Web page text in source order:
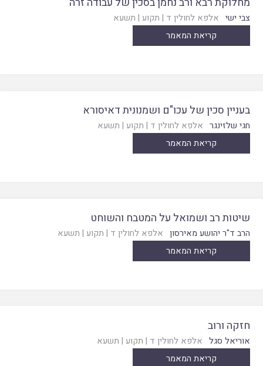
צבי ישי אלפא לחולין ד | תקוע | תשעא
קריאת המאמר
בעניין סכין של עכו"ם ושמנונית דאיסורא
חגי שלזינגר אלפא לחולין ד | תקוע | תשעא
קריאת המאמר
שיטות רב ושמואל על המטבח והשוחט
הרב ד"ר יהושע מאירסון אלפא לחולין ד | תקוע | תשעא
קריאת המאמר
חזקה ורוב
אוריאל סגל אלפא לחולין ד | תקוע | תשעא
קריאת המאמר